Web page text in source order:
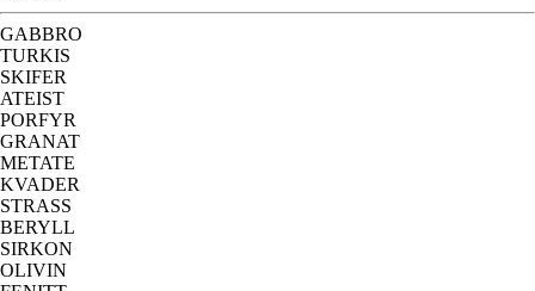
GABBRO
TURKIS
SKIFER
ATEIST
PORFYR
GRANAT
METATE
KVADER
STRASS
BERYLL
SIRKON
OLIVIN